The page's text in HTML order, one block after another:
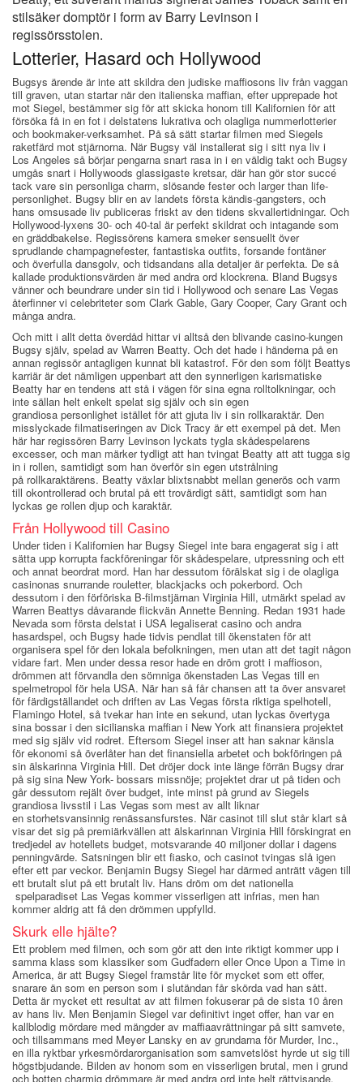
stilsäker domptör i form av Barry Levinson i
regissörsstolen.
Lotterier, Hasard och Hollywood
Bugsys ärende är inte att skildra den judiske maffiosons liv från vaggan
till graven, utan startar när den italienska maffian, efter upprepade hot
mot Siegel, bestämmer sig för att skicka honom till Kalifornien för att
försöka få in en fot i delstatens lukrativa och olagliga nummerlotterier
och bookmaker-verksamhet. På så sätt startar filmen med Siegels
raketfärd mot stjärnorna. När Bugsy väl installerat sig i sitt nya liv i
Los Angeles så börjar pengarna snart rasa in i en väldig takt och Bugsy
umgås snart i Hollywoods glassigaste kretsar, där han gör stor succé
tack vare sin personliga charm, slösande fester och larger than life-
personlighet. Bugsy blir en av landets första kändis-gangsters, och
hans omsusade liv publiceras friskt av den tidens skvallertidningar. Och
Hollywood-lyxens 30- och 40-tal är perfekt skildrat och intagande som
en gräddbakelse. Regissörens kamera smeker sensuellt över
sprudlande champagnefester, fantastiska outfits, forsande fontäner
och överfulla dansgolv, och tidsandans alla detaljer är perfekta. De så
kallade produktionsvärden är med andra ord klockrena. Bland Bugsys
vänner och beundrare under sin tid i Hollywood och senare Las Vegas
återfinner vi celebriteter som Clark Gable, Gary Cooper, Cary Grant och
många andra.
Och mitt i allt detta överdåd hittar vi alltså den blivande casino-kungen
Bugsy själv, spelad av Warren Beatty. Och det hade i händerna på en
annan regissör antagligen kunnat bli katastrof. För den som följt Beattys
karriär är det nämligen uppenbart att den synnerligen karismatiske
Beatty har en tendens att stå i vägen för sina egna rolltolkningar, och
inte sällan helt enkelt spelat sig själv och sin egen
grandiosa personlighet istället för att gjuta liv i sin rollkaraktär. Den
misslyckade filmatiseringen av Dick Tracy är ett exempel på det. Men
här har regissören Barry Levinson lyckats tygla skådespelarens
excesser, och man märker tydligt att han tvingat Beatty att att tugga sig
in i rollen, samtidigt som han överför sin egen utstrålning
på rollkaraktärens. Beatty växlar blixtsnabbt mellan generös och varm
till okontrollerad och brutal på ett trovärdigt sätt, samtidigt som han
lyckas ge rollen djup och karaktär.
Från Hollywood till Casino
Under tiden i Kalifornien har Bugsy Siegel inte bara engagerat sig i att
sätta upp korrupta fackföreningar för skådespelare, utpressning och ett
och annat beordrat mord. Han har dessutom förälskat sig i de olagliga
casinonas snurrande rouletter, blackjacks och pokerbord. Och
dessutom i den förföriska B-filmstjärnan Virginia Hill, utmärkt spelad av
Warren Beattys dåvarande flickvän Annette Benning. Redan 1931 hade
Nevada som första delstat i USA legaliserat casino och andra
hasardspel, och Bugsy hade tidvis pendlat till ökenstaten för att
organisera spel för den lokala befolkningen, men utan att det tagit någon
vidare fart. Men under dessa resor hade en dröm grott i maffioson,
drömmen att förvandla den sömniga ökenstaden Las Vegas till en
spelmetropol för hela USA. När han så får chansen att ta över ansvaret
för färdigställandet och driften av Las Vegas första riktiga spelhotell,
Flamingo Hotel, så tvekar han inte en sekund, utan lyckas övertyga
sina bossar i den sicilianska maffian i New York att finansiera projektet
med sig själv vid rodret. Eftersom Siegel inser att han saknar känsla
för ekonomi så överlåter han det finansiella arbetet och bokföringen på
sin älskarinna Virginia Hill. Det dröjer dock inte länge förrän Bugsy drar
på sig sina New York- bossars missnöje; projektet drar ut på tiden och
går dessutom rejält över budget, inte minst på grund av Siegels
grandiosa livsstil i Las Vegas som mest av allt liknar
en storhetsvansinnig renässansfurstes. När casinot till slut står klart så
visar det sig på premiärkvällen att älskarinnan Virginia Hill förskingrat en
tredjedel av hotellets budget, motsvarande 40 miljoner dollar i dagens
penningvärde. Satsningen blir ett fiasko, och casinot tvingas slå igen
efter ett par veckor. Benjamin Bugsy Siegel har därmed anträtt vägen till
ett brutalt slut på ett brutalt liv. Hans dröm om det nationella
spelparadiset Las Vegas kommer visserligen att infrias, men han
kommer aldrig att få den drömmen uppfylld.
Skurk elle hjälte?
Ett problem med filmen, och som gör att den inte riktigt kommer upp i
samma klass som klassiker som Gudfadern eller Once Upon a Time in
America, är att Bugsy Siegel framstår lite för mycket som ett offer,
snarare än som en person som i slutändan får skörda vad han sått.
Detta är mycket ett resultat av att filmen fokuserar på de sista 10 åren
av hans liv. Men Benjamin Siegel var definitivt inget offer, han var en
kallblodig mördare med mängder av maffiaavrättningar på sitt samvete,
och tillsammans med Meyer Lansky en av grundarna för Murder, Inc.,
en illa ryktbar yrkesmördarorganisation som samvetslöst hyrde ut sig till
högstbjudande. Bilden av honom som en visserligen brutal, men i grund
och botten charmig drömmare är med andra ord inte helt rättvisande,